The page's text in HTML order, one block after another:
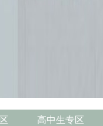
高中生专区